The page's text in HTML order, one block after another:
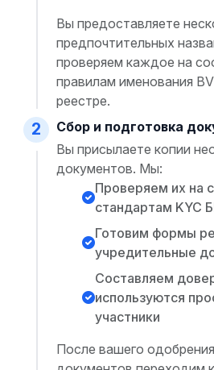
Вы предоставляете
предпочтительных
проверяем каждое на
правилам именования
реестре.
2
Сбор и подготовка
Вы присылаете копии
документов. Мы:
Проверяем их на
стандартам KYC
Готовим формы
учредительные
Составляем
используются
участники
После вашего